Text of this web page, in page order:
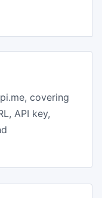
covering
API key,